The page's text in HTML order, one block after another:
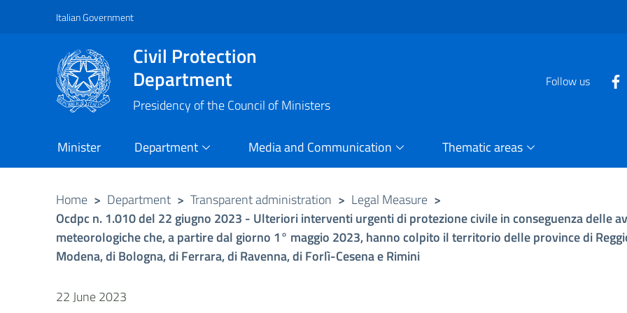
Vai al contenuto principale
Raggiungi il piè di pagina
Italian Government
Civil Protection
Department
Presidency of the Council of Ministers
Follow us
Minister Department Media and Communication Thematic areas
Home > Department > Transparent administration > Legal Measure >
Ocdpc n. 1.010 del 22 giugno 2023 - Ulteriori interventi urgenti di protezione civile in conseguenza delle
meteorologiche che, a partire dal giorno 1° maggio 2023, hanno colpito il territorio delle province di
Modena, di Bologna, di Ferrara, di Ravenna, di Forlì-Cesena e Rimini
22 June 2023